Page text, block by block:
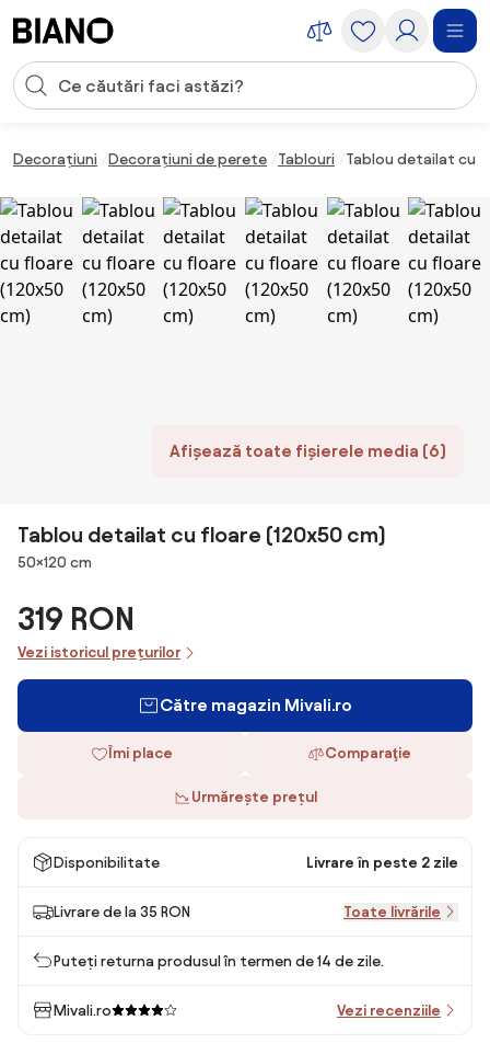
Introducerea căutării
Decorațiuni Decorațiuni de perete Tablouri Tablou detailat cu
Afișează toate fișierele media (6)
Tablou detailat cu floare (120x50 cm)
Dimensiuni
50×120 cm
319 RON
Vezi istoricul prețurilor
Către magazin Mivali.ro
Îmi place Comparaţie
Urmărește prețul
Disponibilitate Livrare în peste 2 zile
Livrare de la 35 RON Toate livrările
Puteți returna produsul în termen de 14 de zile.
Mivali.ro Vezi recenziile